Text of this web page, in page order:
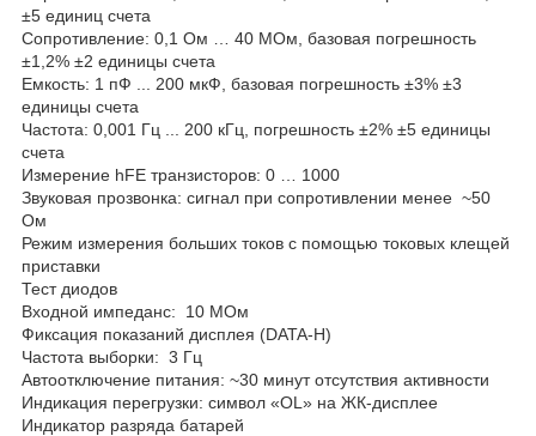
±5 единиц счета
Сопротивление: 0,1 Ом … 40 МОм, базовая погрешность
±1,2% ±2 единицы счета
Емкость: 1 пФ ... 200 мкФ, базовая погрешность ±3% ±3
единицы счета
Частота: 0,001 Гц ... 200 кГц, погрешность ±2% ±5 единицы
счета
Измерение hFE транзисторов: 0 … 1000
Звуковая прозвонка: сигнал при сопротивлении менее ~50
Ом
Режим измерения больших токов с помощью токовых клещей
приставки
Тест диодов
Входной импеданс: 10 МОм
Фиксация показаний дисплея (DATA-H)
Частота выборки: 3 Гц
Автоотключение питания: ~30 минут отсутствия активности
Индикация перегрузки: символ «OL» на ЖК-дисплее
Индикатор разряда батарей